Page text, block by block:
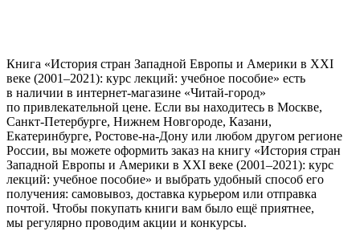
Книга «История стран Западной Европы и Америки в XXI
веке (2001–2021): курс лекций: учебное пособие» есть
в наличии в интернет-магазине «Читай-город»
по привлекательной цене. Если вы находитесь в Москве,
Санкт-Петербурге, Нижнем Новгороде, Казани,
Екатеринбурге, Ростове-на-Дону или любом другом регионе
России, вы можете оформить заказ на книгу «История стран
Западной Европы и Америки в XXI веке (2001–2021): курс
лекций: учебное пособие» и выбрать удобный способ его
получения: самовывоз, доставка курьером или отправка
почтой. Чтобы покупать книги вам было ещё приятнее,
мы регулярно проводим акции и конкурсы.